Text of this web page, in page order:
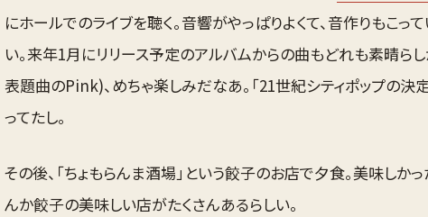
にホールでのライブを聴く。音響がやっぱりよくて、音作りもこって
い。来年1月にリリース予定のアルバムからの曲もどれも素晴らし
表題曲のPink)、めちゃ楽しみだなあ。「21世紀シティポップの決
ってたし。
その後、「ちょもらんま酒場」という餃子のお店で夕食。美味しか
んか餃子の美味しい店がたくさんあるらしい。